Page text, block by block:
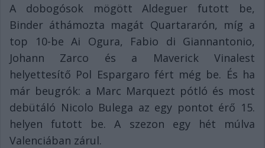
A dobogósok mögött Aldeguer futott be,
Binder áthámozta magát Quartararón, míg a
top 10-be Ai Ogura, Fabio di Giannantonio,
Johann Zarco és a Maverick Vinalest
helyettesítő Pol Espargaro fért még be. És ha
már beugrók: a Marc Marquezt pótló és most
debütáló Nicolo Bulega az egy pontot érő 15.
helyen futott be. A szezon egy hét múlva
Valenciában zárul.